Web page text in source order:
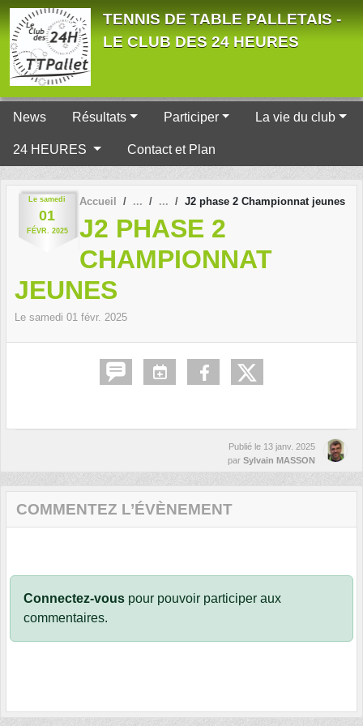
TENNIS DE TABLE PALLETAIS -
LE CLUB DES 24 HEURES
News Résultats Participer La vie du club
24 HEURES Contact et Plan
Le samedi
01
FÉVR. 2025
Accueil J2 phase 2 Championnat jeunes
J2 PHASE 2
CHAMPIONNAT
JEUNES
Le samedi 01 févr. 2025
Publié le 13 janv. 2025
par Sylvain MASSON
COMMENTEZ L’ÉVÈNEMENT
Connectez-vous pour pouvoir participer aux
commentaires.
Panneau de gestion des cookies